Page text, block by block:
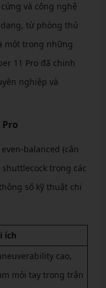
và công nghệ
từ phòng thủ
một trong những
11 Pro đã chinh
nghiệp và
balanced (cân
trong các
số kỹ thuật chi
ích
cao,
mỏi tay trong trận